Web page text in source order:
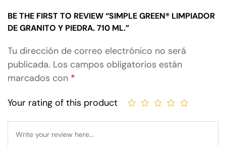
BE THE FIRST TO REVIEW “SIMPLE GREEN® LIMPIADOR
DE GRANITO Y PIEDRA. 710 ML.”
Tu dirección de correo electrónico no será
publicada. Los campos obligatorios están
marcados con *
Your rating of this product